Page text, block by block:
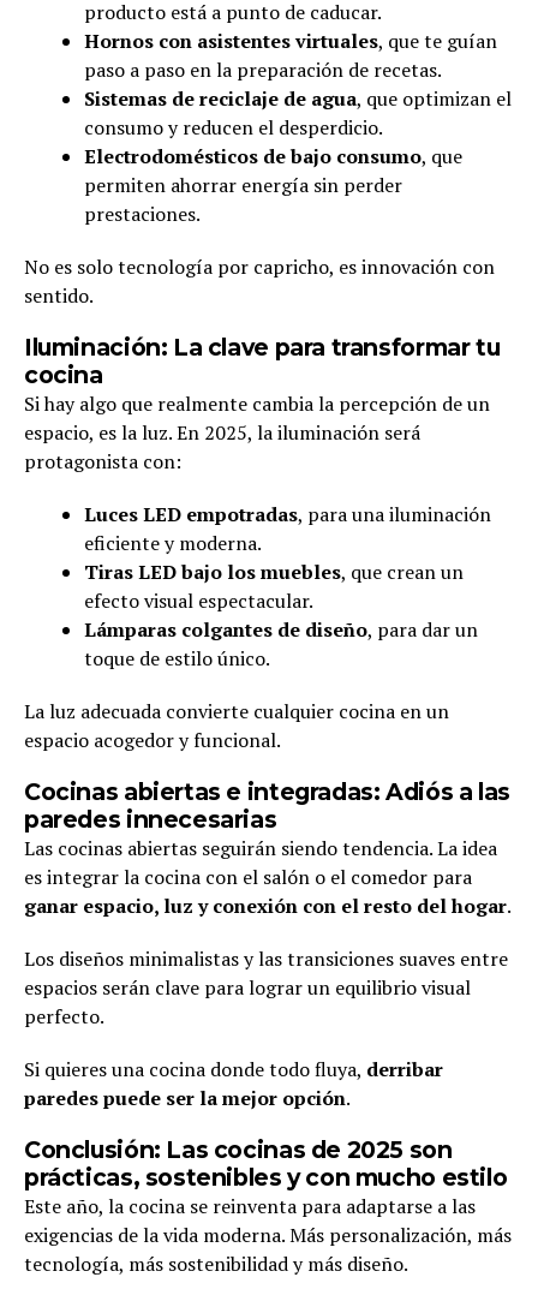
producto está a punto de caducar.
Hornos con asistentes virtuales, que te guían
paso a paso en la preparación de recetas.
Sistemas de reciclaje de agua, que optimizan el
consumo y reducen el desperdicio.
Electrodomésticos de bajo consumo, que
permiten ahorrar energía sin perder
prestaciones.
No es solo tecnología por capricho, es innovación con
sentido.
Iluminación: La clave para transformar tu
cocina
Si hay algo que realmente cambia la percepción de un
espacio, es la luz. En 2025, la iluminación será
protagonista con:
Luces LED empotradas, para una iluminación
eficiente y moderna.
Tiras LED bajo los muebles, que crean un
efecto visual espectacular.
Lámparas colgantes de diseño, para dar un
toque de estilo único.
La luz adecuada convierte cualquier cocina en un
espacio acogedor y funcional.
Cocinas abiertas e integradas: Adiós a las
paredes innecesarias
Las cocinas abiertas seguirán siendo tendencia. La idea
es integrar la cocina con el salón o el comedor para
ganar espacio, luz y conexión con el resto del hogar.
Los diseños minimalistas y las transiciones suaves entre
espacios serán clave para lograr un equilibrio visual
perfecto.
Si quieres una cocina donde todo fluya, derribar
paredes puede ser la mejor opción.
Conclusión: Las cocinas de 2025 son
prácticas, sostenibles y con mucho estilo
Este año, la cocina se reinventa para adaptarse a las
exigencias de la vida moderna. Más personalización, más
tecnología, más sostenibilidad y más diseño.